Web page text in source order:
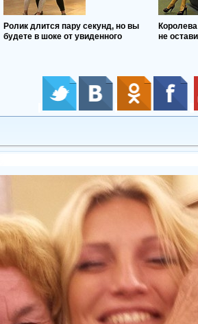
Ролик длится пару секунд, но вы
будете в шоке от увиденного
не